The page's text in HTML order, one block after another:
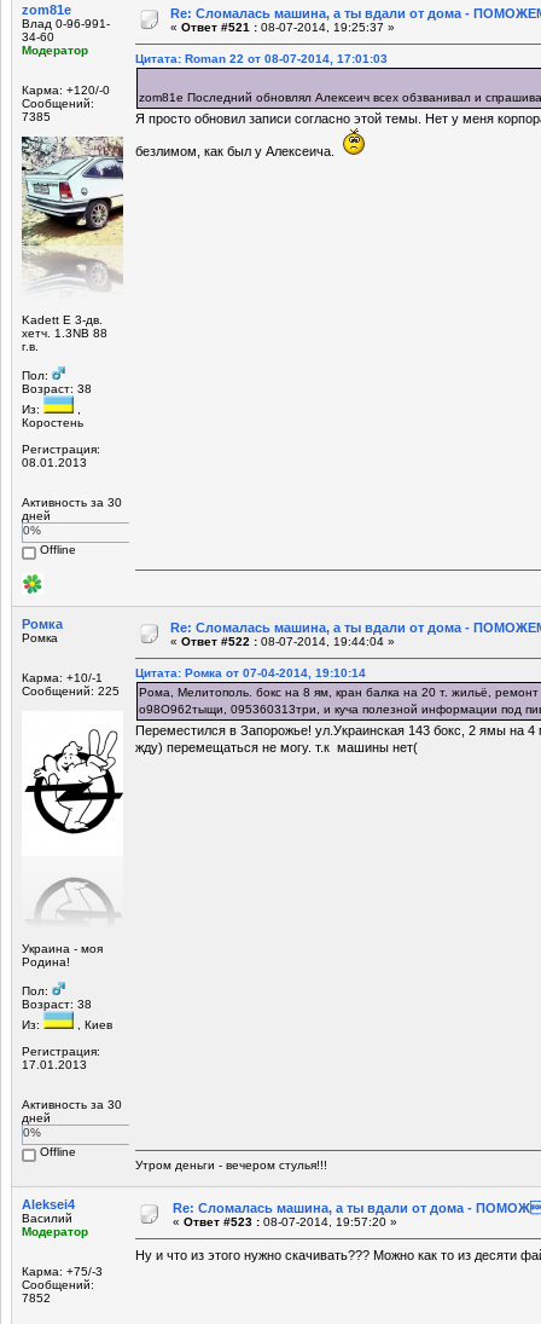
zom81e
Влад 0-96-991-
34-60
Модератор
Карма: +120/-0
Сообщений:
7385
Kadett E 3-дв.
хетч. 1.3NB 88
г.в.
Пол:
Возраст: 38
Из:
Коростень
Регистрация:
08.01.2013
Активность за 30
дней
0%
Offline
Re: Сломалась машина, а ты вдали от дома -
« Ответ #521 : 08-07-2014, 19:25:37 »
Цитата: Roman 22 от 08-07-2014, 17:01:03
zom81e Последний обновлял Алексеич всех обзванивал и
Я просто обновил записи согласно этой темы. Нет у меня
безлимом, как был у Алексеича.
Ромка
Ромка
Карма: +10/-1
Сообщений: 225
Украина - моя
Родина!
Пол:
Возраст: 38
Из:
, Киев
Регистрация:
17.01.2013
Активность за 30
дней
0%
Offline
Re: Сломалась машина, а ты вдали от дома -
« Ответ #522 : 08-07-2014, 19:44:04 »
Цитата: Ромка от 07-04-2014, 19:10:14
Рома, Мелитополь. бокс на 8 ям, кран балка на 20 т. жильё,
о98О962тыщи, 095360313три, и куча полезной информации под
Переместился в Запорожье! ул.Украинская 143 бокс, 2 ямы на
жду) перемещаться не могу. т.к машины нет(
Утром деньги - вечером стулья!!!
Aleksei4
Василий
Модератор
Карма: +75/-3
Сообщений:
7852
Re: Сломалась машина, а ты вдали от дома -
« Ответ #523 : 08-07-2014, 19:57:20 »
Ну и что из этого нужно скачивать??? Можно как то из десяти